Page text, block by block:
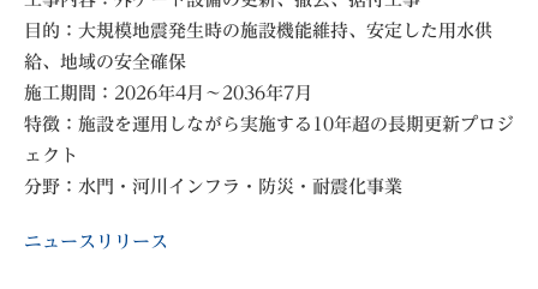
目的：大規模地震発生時の施設機能維持、安定した用水供
給、地域の安全確保
施工期間：2026年4月～2036年7月
特徴：施設を運用しながら実施する10年超の長期更新プロジ
ェクト
分野：水門・河川インフラ・防災・耐震化事業
ニュースリリース